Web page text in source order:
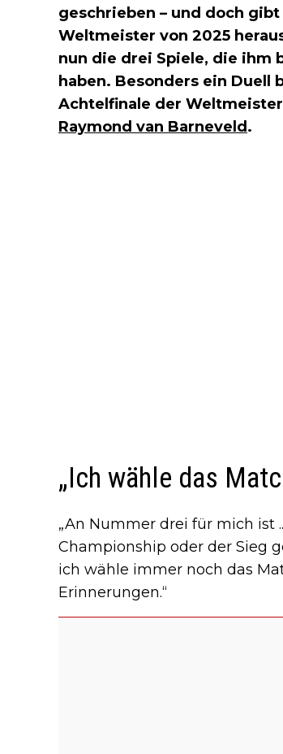
geschrieben – und doch
Weltmeister von 2025
nun die drei Spiele, die ihm
haben. Besonders ein Duell
Achtelfinale der
Raymond van Barneveld .
„Ich wähle das
„An Nummer drei für mich ist
Championship oder der Sieg
ich wähle immer noch das
Erinnerungen.“